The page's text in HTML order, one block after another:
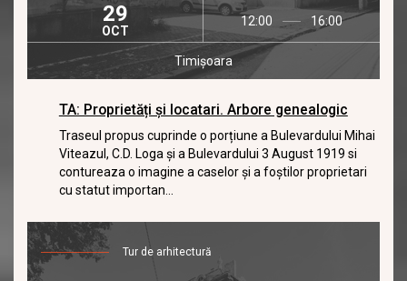
29
OCT
12:00 16:00
Timișoara
TA: Proprietăți și locatari. Arbore genealogic
Traseul propus cuprinde o porțiune a Bulevardului Mihai
Viteazul, C.D. Loga și a Bulevardului 3 August 1919 si
contureaza o imagine a caselor și a foștilor proprietari
cu statut importan...
Tur de arhitectură